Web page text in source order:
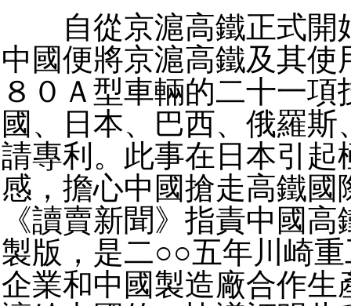
自從京滬高鐵正式開
中國便將京滬高鐵及其使
８０Ａ型車輛的二十一項
國、日本、巴西、俄羅斯
請專利。此事在日本引起
感，擔心中國搶走高鐵國
《讀賣新聞》指責中國
製版，是二○○五年川崎
企業和中國製造廠合作生